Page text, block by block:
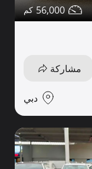
56,000
مشاركة
دبي